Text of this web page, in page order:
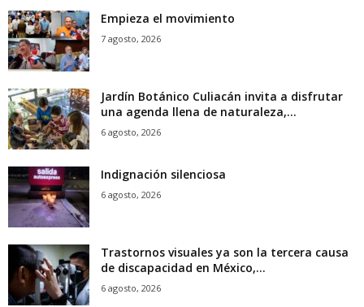
Empieza el movimiento
7 agosto, 2026
Jardín Botánico Culiacán invita a disfrutar
una agenda llena de naturaleza,...
6 agosto, 2026
Indignación silenciosa
6 agosto, 2026
Trastornos visuales ya son la tercera causa
de discapacidad en México,...
6 agosto, 2026